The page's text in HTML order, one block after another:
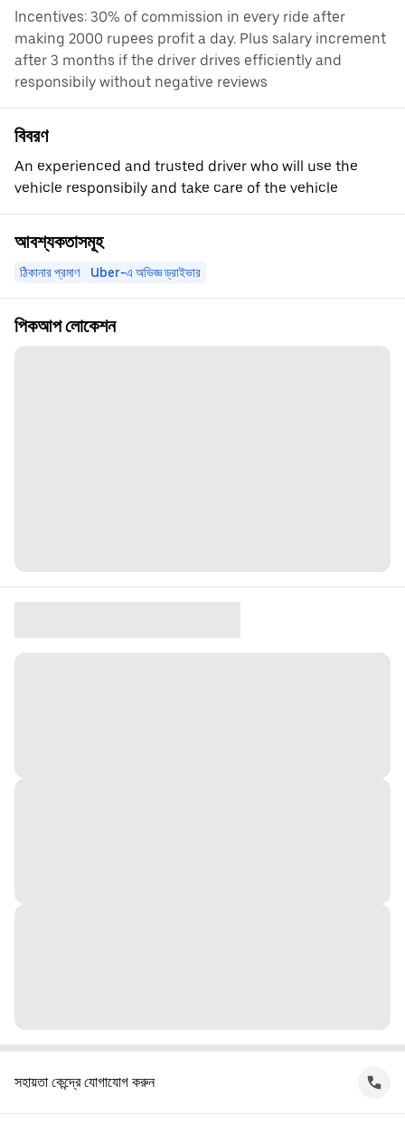
Incentives: 30% of commission in every ride after
making 2000 rupees profit a day. Plus salary increment
after 3 months if the driver drives efficiently and
responsibily without negative reviews
বিবরণ
An experienced and trusted driver who will use the
vehicle responsibily and take care of the vehicle
আবশ্যকতাসমূহ
ঠিকানার প্রমাণ Uber-এ অভিজ্ঞ ড্রাইভার
পিকআপ লোকেশন
সহায়তা কেন্দ্রে যোগাযোগ করুন